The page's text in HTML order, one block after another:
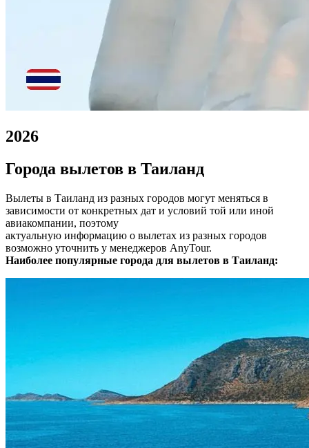
2026
Города вылетов в Таиланд
Вылеты в Таиланд из разных городов могут меняться в
зависимости от конкретных дат и условий той или иной
авиакомпании, поэтому
актуальную информацию о вылетах из разных городов
возможно уточнить у менеджеров AnyTour.
Наиболее популярные города для вылетов в Таиланд: